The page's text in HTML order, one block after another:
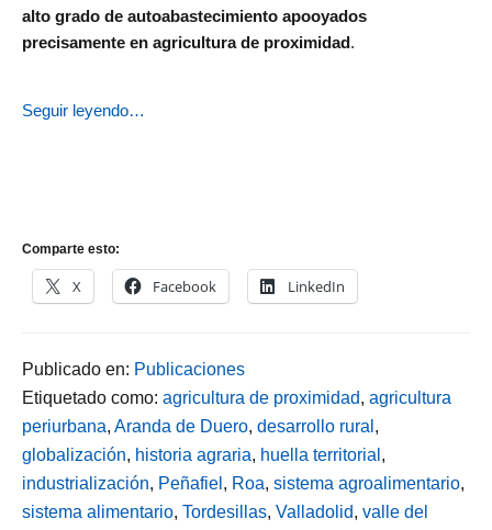
alto grado de autoabastecimiento apooyados
precisamente en agricultura de proximidad.
Seguir leyendo…
Comparte esto:
X Facebook LinkedIn
Publicado en: Publicaciones
Etiquetado como: agricultura de proximidad, agricultura
periurbana, Aranda de Duero, desarrollo rural ,
globalización, historia agraria, huella territorial ,
industrialización, Peñafiel , Roa, sistema agroalimentario,
sistema alimentario, Tordesillas, Valladolid, valle del